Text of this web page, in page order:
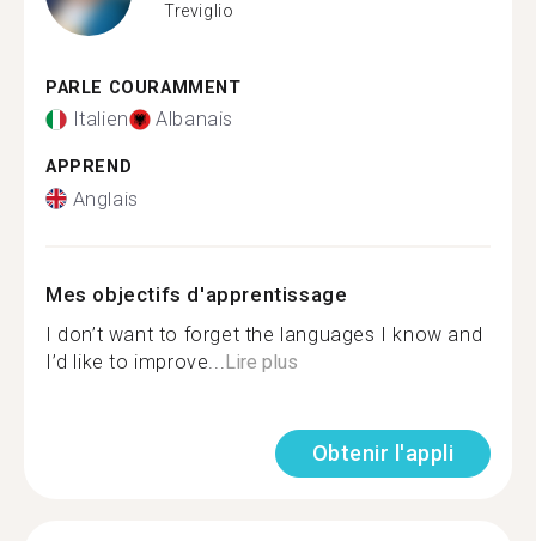
Treviglio
PARLE COURAMMENT
Italien Albanais
APPREND
Anglais
Mes objectifs d'apprentissage
I don’t want to forget the languages I know and
I’d like to improve... Lire plus
Obtenir l'appli